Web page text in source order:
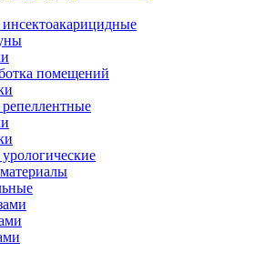
помещений